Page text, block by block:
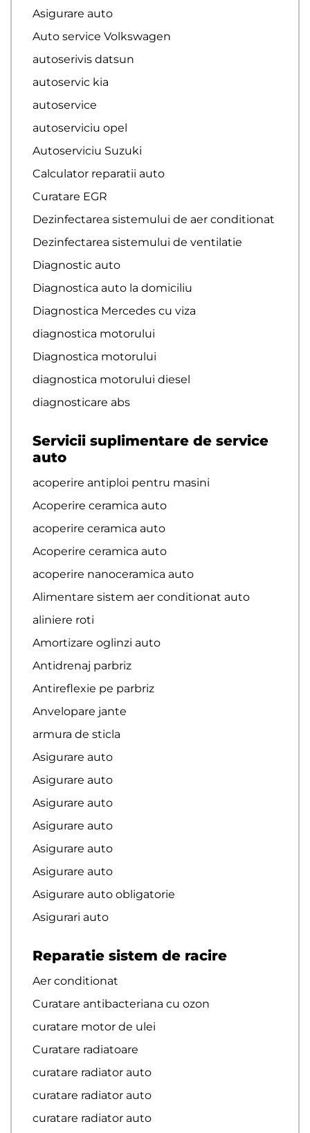
Asigurare auto
Auto service Volkswagen
autoserivis datsun
autoservic kia
autoservice
autoserviciu opel
Autoserviciu Suzuki
Calculator reparatii auto
Curatare EGR
Dezinfectarea sistemului de aer conditionat
Dezinfectarea sistemului de ventilatie
Diagnostic auto
Diagnostica auto la domiciliu
Diagnostica Mercedes cu viza
diagnostica motorului
Diagnostica motorului
diagnostica motorului diesel
diagnosticare abs
Servicii suplimentare de service
auto
acoperire antiploi pentru masini
Acoperire ceramica auto
acoperire ceramica auto
Acoperire ceramica auto
acoperire nanoceramica auto
Alimentare sistem aer conditionat auto
aliniere roti
Amortizare oglinzi auto
Antidrenaj parbriz
Antireflexie pe parbriz
Anvelopare jante
armura de sticla
Asigurare auto
Asigurare auto
Asigurare auto
Asigurare auto
Asigurare auto
Asigurare auto
Asigurare auto obligatorie
Asigurari auto
Reparatie sistem de racire
Aer conditionat
Curatare antibacteriana cu ozon
curatare motor de ulei
Curatare radiatoare
curatare radiator auto
curatare radiator auto
curatare radiator auto